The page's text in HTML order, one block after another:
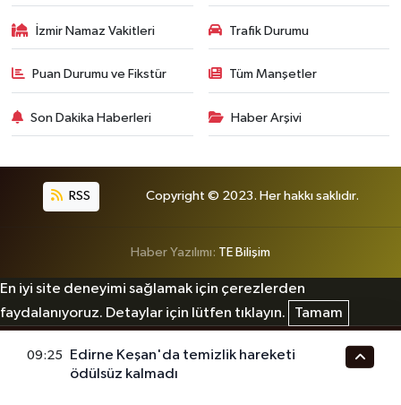
İzmir Namaz Vakitleri Trafik Durumu
Puan Durumu ve Fikstür Tüm Manşetler
Son Dakika Haberleri Haber Arşivi
RSS Copyright © 2023. Her hakkı saklıdır.
Haber Yazılımı: TE Bilişim
En iyi site deneyimi sağlamak için çerezlerden
faydalanıyoruz. Detaylar için lütfen tıklayın.
Tamam
09:25
Edirne Keşan'da temizlik hareketi
ödülsüz kalmadı